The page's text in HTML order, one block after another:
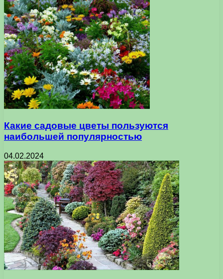
Какие садовые цветы пользуются
наибольшей популярностью
04.02.2024